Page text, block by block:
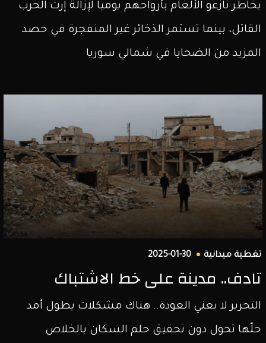
يخاطر نازعو الألغام بأرواحهم يومياً لإزالة إرث الحرب
القاتل، بينما تستمر الذخائر غير المنفجرة في حصد
المزيد من الضحايا في شمالي سوريا
تغطية ميدانية 2025-01-30
تادف.. مدينة على خط الاشتباك
التحرير لا يعني العودة.. هناك مشكلات يطول أمد
حلّها تحول دون تحقيق حلم السكان بالخلاص